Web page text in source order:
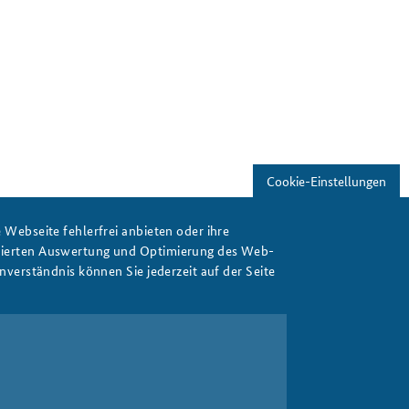
Cookie-Einstellungen
Webseite fehlerfrei anbieten oder ihre
Auswertung und Optimierung des Web-
können Sie jederzeit auf der Seite